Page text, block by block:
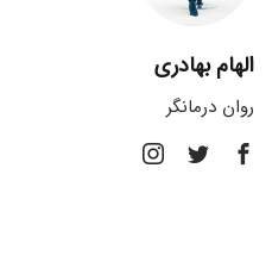
الهام بهادری
روان درمانگر